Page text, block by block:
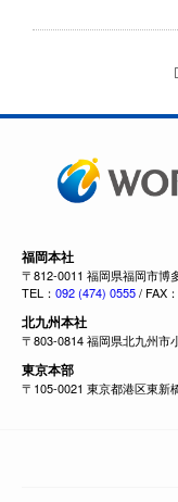
福岡本社
〒812-0011 福岡県福岡市博
TEL： 092 (474) 0555/ FAX
北九州本社
〒803-0814 福岡県北九州市
東京本部
〒105-0021 東京都港区東新